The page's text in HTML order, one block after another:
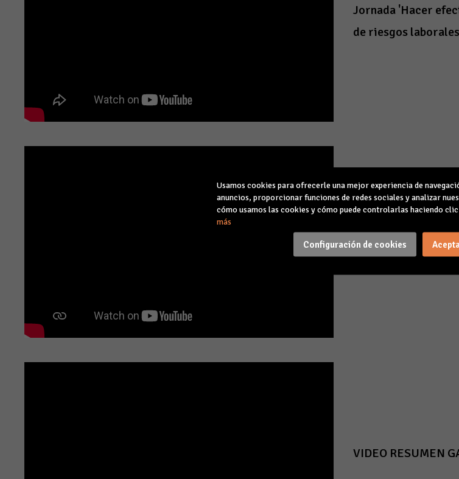
Jornada 'Hacer
de riesgos
Resumen
VIDEO RESUMEN
Usamos cookies para ofrecerle una mejor experiencia de
anuncios, proporcionar funciones de redes sociales y analizar
cómo usamos las cookies y cómo puede controlarlas haciendo
más
Configuración de cookies